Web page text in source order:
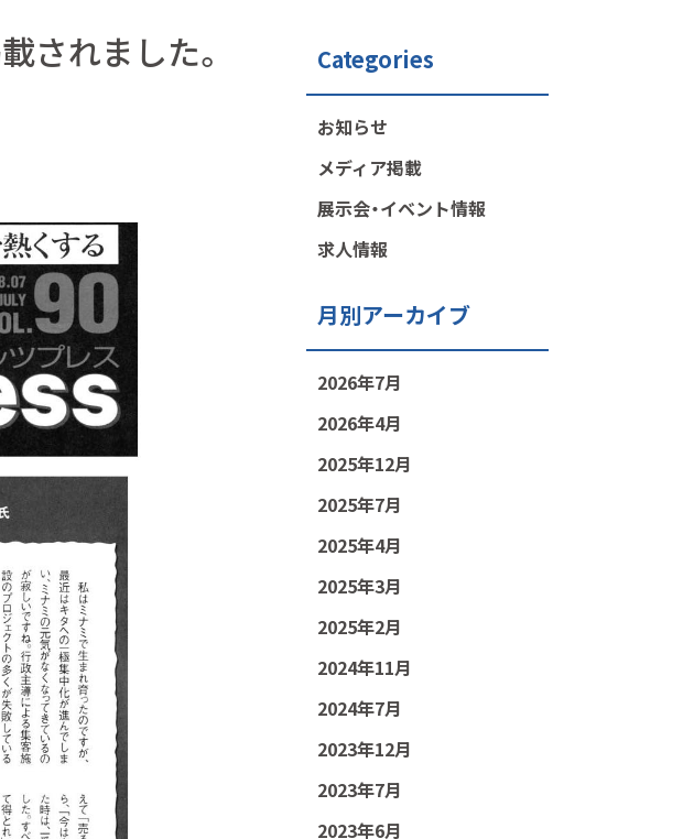
されました。 Categories
お知らせ
メディア掲載
展示会・イベント情報
求人情報
月別アーカイブ
2026年7月
2026年4月
2025年12月
2025年7月
2025年4月
2025年3月
2025年2月
2024年11月
2024年7月
2023年12月
2023年7月
2023年6月